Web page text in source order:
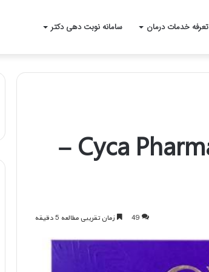
تعرفه خدمات درمان سامانه نوبت دهی دکتر
قرص سیکافارما پلاس Cyca Pharma Plus –
49 زمان تقریبی مطالعه 5 دقیقه